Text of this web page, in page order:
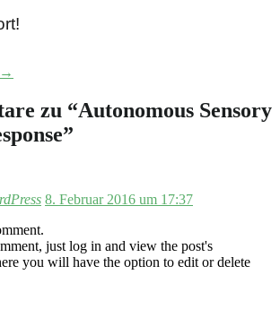
→
zu “Autonomous Sensory
”
8. Februar 2016 um 17:37
just log in and view the post's
you will have the option to edit or delete